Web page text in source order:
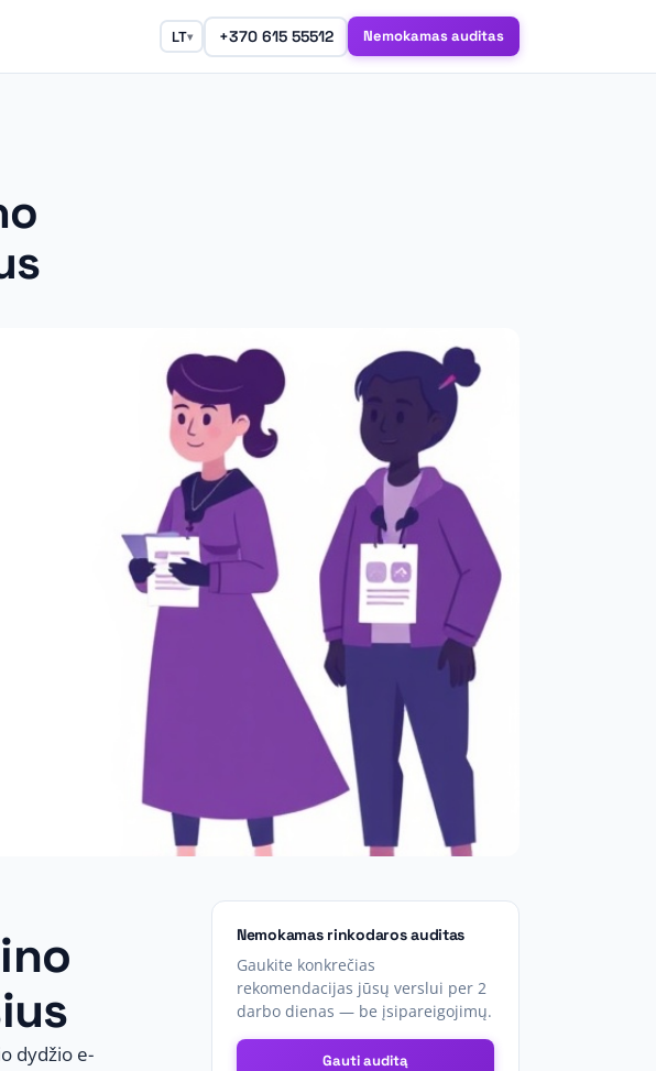
LT▾ +370 615 55512 Nemokamas auditas
dydžio e-
Nemokamas rinkodaros auditas
Gaukite konkrečias
rekomendacijas jūsų verslui per 2
darbo dienas — be įsipareigojimų.
Gauti auditą